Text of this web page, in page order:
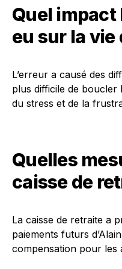
Quel impact
eu sur la vie
L’erreur a causé des
plus difficile de boucler
du stress et de la
Quelles
caisse de
La caisse de retraite a
paiements futurs
compensation pour les